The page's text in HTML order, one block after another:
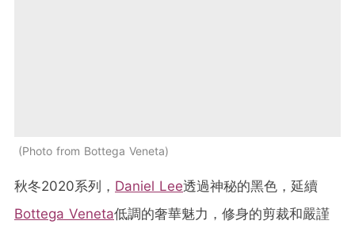
Photo from Bottega Veneta
秋冬2020系列， Daniel Lee透過神秘的黑色，延續
Bottega Veneta低調的奢華魅力，修身的剪裁和嚴謹